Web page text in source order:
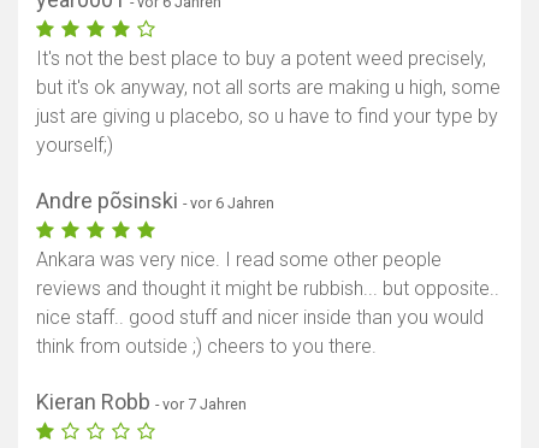
It's not the best place to buy a potent weed precisely,
but it's ok anyway, not all sorts are making u high, some
just are giving u placebo, so u have to find your type by
yourself;)
Andre põsinski - vor 6 Jahren
Ankara was very nice. I read some other people
reviews and thought it might be rubbish... but opposite..
nice staff.. good stuff and nicer inside than you would
think from outside ;) cheers to you there.
Kieran Robb - vor 7 Jahren